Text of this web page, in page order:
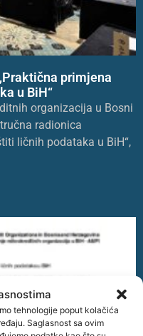
tehnologije poput kolačića
Saglasnost sa ovim
primjena
u BiH“
organizacija u Bosni
radionica
ličnih podataka u BiH“,